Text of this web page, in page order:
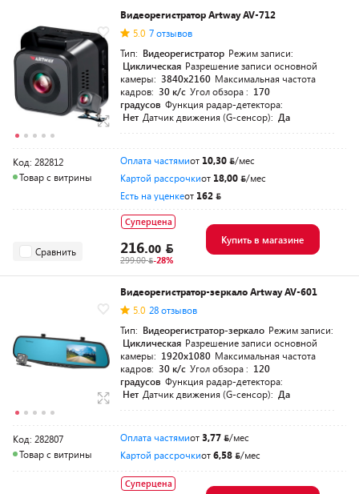
Видеорегистратор Artway AV-712
5.0 7 отзывов
Тип: Видеорегистратор Режим записи:
Циклическая Разрешение записи основной
камеры: 3840х2160 Максимальная частота
кадров: 30 к/с Угол обзора : 170
градусов Функция радар-детектора:
Нет Датчик движения (G-сенсор): Да
Код: 282812
Товар с витрины
Оплата частямиот 10,30
/мес
Картой рассрочкиот 18,00
/мес
Есть на уценкеот 162
Сравнить
Суперцена
216.00
299.00 -28%
Купить в магазине
Видеорегистратор-зеркало Artway AV-601
5.0 28 отзывов
Тип: Видеорегистратор-зеркало Режим записи:
Циклическая Разрешение записи основной
камеры: 1920x1080 Максимальная частота
кадров: 30 к/с Угол обзора : 120
градусов Функция радар-детектора:
Нет Датчик движения (G-сенсор): Да
Код: 282807
Товар с витрины
Оплата частямиот3,77
/мес
Картой рассрочкиот6,58 /мес
Суперцена